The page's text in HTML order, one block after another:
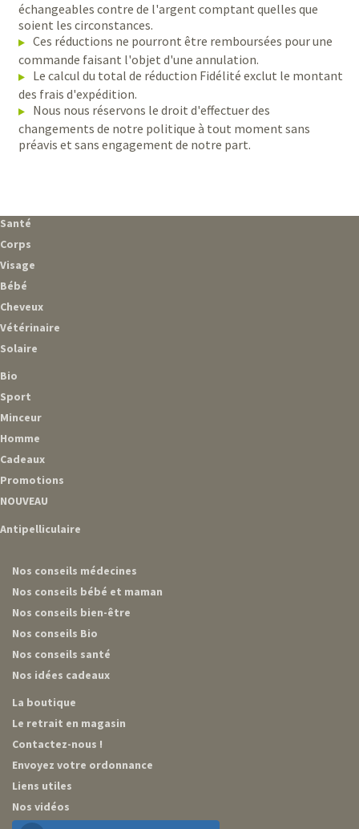
échangeables contre de l'argent comptant quelles que
soient les circonstances.
Ces réductions ne pourront être remboursées pour une
commande faisant l'objet d'une annulation.
Le calcul du total de réduction Fidélité exclut le montant
des frais d'expédition.
Nous nous réservons le droit d'effectuer des
changements de notre politique à tout moment sans
préavis et sans engagement de notre part.
Santé
Corps
Visage
Bébé
Cheveux
Vétérinaire
Solaire
Bio
Sport
Minceur
Homme
Cadeaux
Promotions
NOUVEAU
Antipelliculaire
Nos conseils médecines
Nos conseils bébé et maman
Nos conseils bien-être
Nos conseils Bio
Nos conseils santé
Nos idées cadeaux
La boutique
Le retrait en magasin
Contactez-nous !
Envoyez votre ordonnance
Liens utiles
Nos vidéos